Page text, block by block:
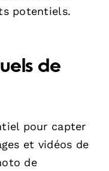
potentiels.
de
pour capter
et vidéos de
de